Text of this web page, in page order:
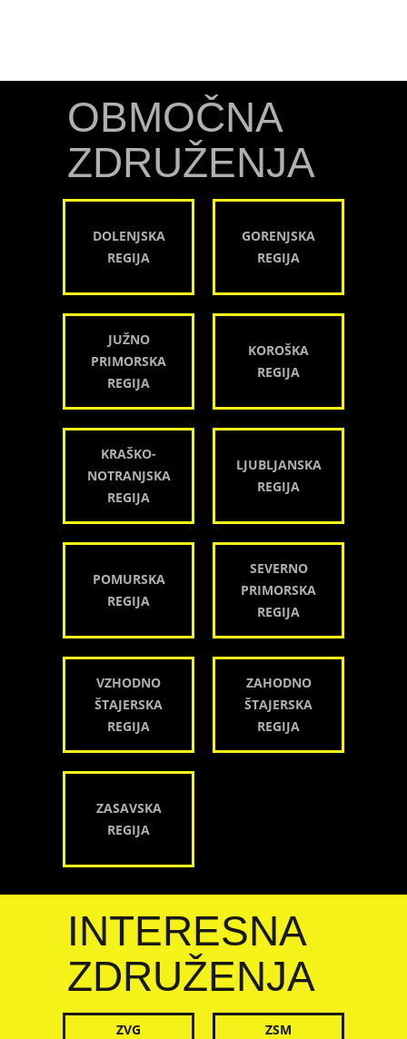
OBMOČNA
ZDRUŽENJA
DOLENJSKA
REGIJA
GORENJSKA
REGIJA
JUŽNO
PRIMORSKA
REGIJA
KOROŠKA
REGIJA
KRAŠKO-
NOTRANJSKA
REGIJA
LJUBLJANSKA
REGIJA
POMURSKA
REGIJA
SEVERNO
PRIMORSKA
REGIJA
VZHODNO
ŠTAJERSKA
REGIJA
ZAHODNO
ŠTAJERSKA
REGIJA
ZASAVSKA
REGIJA
INTERESNA
ZDRUŽENJA
ZVG ZSM